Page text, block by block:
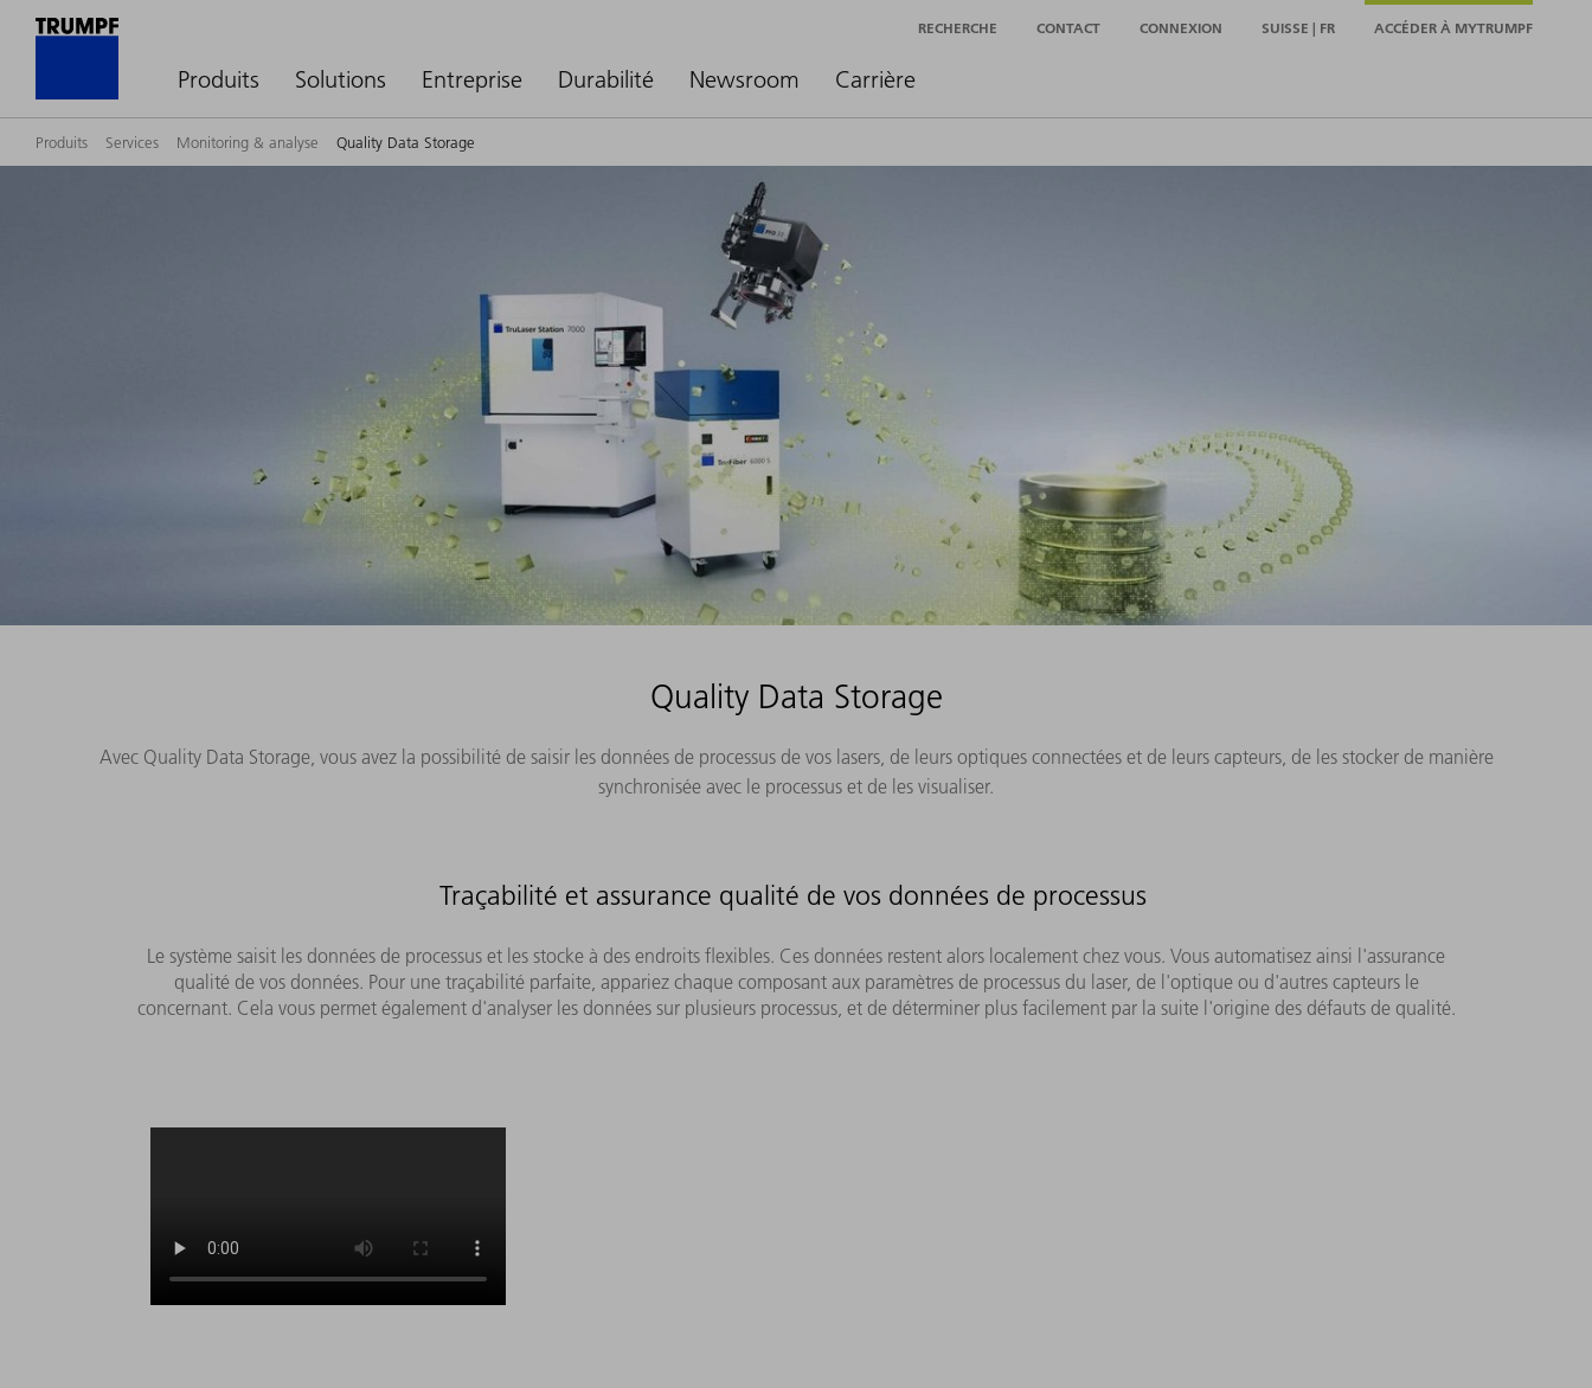
Produits Solutions Entreprise Durabilité Newsroom Carrière
RECHERCHE CONTACT CONNEXION SUISSE | FR ACCÉDER À MYTRUMPF
Produits Services Monitoring & analyse Quality Data Storage
Quality Data Storage
Avec Quality Data Storage, vous avez la possibilité de saisir les données de processus de vos lasers, de leurs optiques connectées et de leurs capteurs, de les stocker de manière
synchronisée avec le processus et de les visualiser.
Traçabilité et assurance qualité de vos données de processus
Le système saisit les données de processus et les stocke à des endroits flexibles. Ces données restent alors localement chez vous. Vous automatisez ainsi l'assurance
qualité de vos données. Pour une traçabilité parfaite, appariez chaque composant aux paramètres de processus du laser, de l'optique ou d'autres capteurs le
concernant. Cela vous permet également d'analyser les données sur plusieurs processus, et de déterminer plus facilement par la suite l'origine des défauts de qualité.